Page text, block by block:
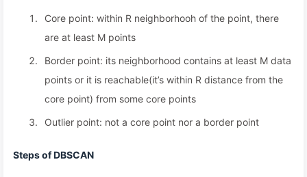
Core point: within R neighborhooh of the point, there
are at least M points
Border point: its neighborhood contains at least M data
points or it is reachable(it’s within R distance from the
core point) from some core points
Outlier point: not a core point nor a border point
Steps of DBSCAN